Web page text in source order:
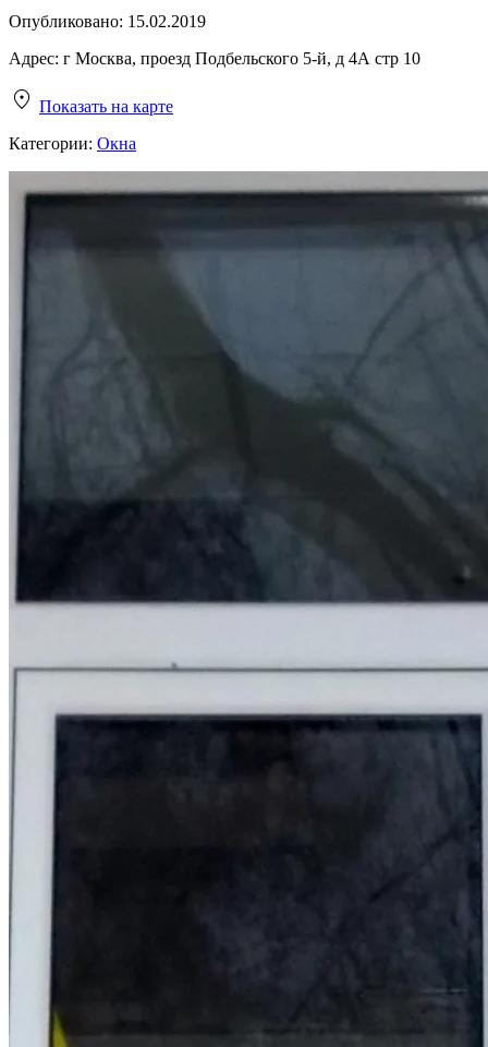
Опубликовано: 15.02.2019
Адрес: г Москва, проезд Подбельского 5-й, д 4А стр 10
Показать на карте
Категории: Окна